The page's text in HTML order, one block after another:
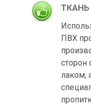
ПВХ
сторон
лаком,
ТКАНЬ